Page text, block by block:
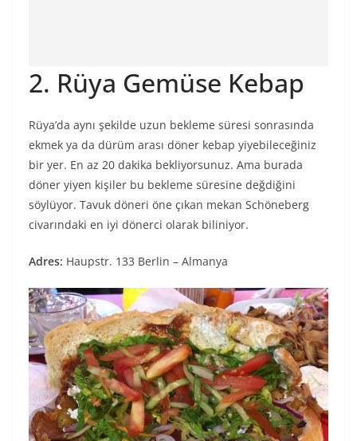
2. Rüya Gemüse Kebap
Rüya’da aynı şekilde uzun bekleme süresi sonrasında
ekmek ya da dürüm arası döner kebap yiyebileceğiniz
bir yer. En az 20 dakika bekliyorsunuz. Ama burada
döner yiyen kişiler bu bekleme süresine değdiğini
söylüyor. Tavuk döneri öne çıkan mekan Schöneberg
civarındaki en iyi dönerci olarak biliniyor.
Adres: Haupstr. 133 Berlin – Almanya